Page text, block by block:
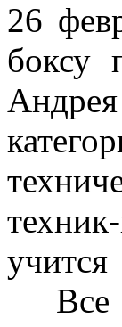
26
боксу
Все